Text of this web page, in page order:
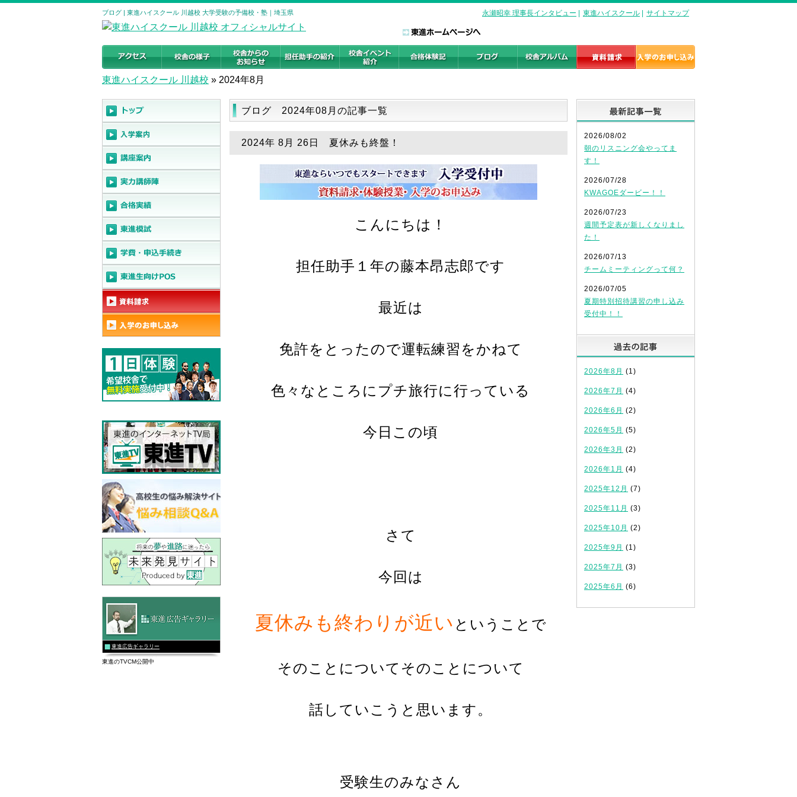
ブログ | 東進ハイスクール 川越校 大学受験の予備校・塾｜埼玉県 永瀬昭幸 理事長インタビュー 東進ハイスクール サイトマップ
東進ハイスクール 川越校 » 2024年8月
ブログ 2024年08月の記事一覧
2024年 8月 26日 夏休みも終盤！
こんにちは！
担任助手１年の藤本昂志郎です
最近は
免許をとったので運転練習をかねて
色々なところにプチ旅行に行っている
今日この頃
さて
今回は
夏休みも終わりが近い ということで
そのことについてそのことに ついて
話していこうと思います。
受験生のみなさん
2026/08/02
朝のリスニング会やってま
す！
2026/07/28
KWAGOEダービー！！
2026/07/23
週間予定表が新しくなりまし
た！
2026/07/13
チームミーティングって何？
2026/07/05
夏期特別招待講習の申し込み
受付中！！
2026年8月 (1)
2026年7月 (4)
2026年6月 (2)
2026年5月 (5)
2026年3月 (2)
2026年1月 (4)
2025年12月 (7)
2025年11月 (3)
2025年10月 (2)
2025年9月 (1)
2025年7月 (3)
2025年6月 (6)
東進広告ギャラリー
東進のTVCM公開中